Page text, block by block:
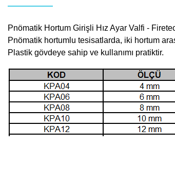
Pnömatik Hortum Girişli Hız Ayar Valfi -
Pnömatik hortumlu tesisatlarda, iki hortum
Plastik gövdeye sahip ve kullanımı pratiktir.